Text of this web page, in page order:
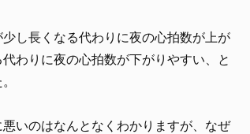
し長くなる代わりに夜の心拍数が上が
わりに夜の心拍数が下がりやすい、と
いのはなんとなくわかりますが、なぜ